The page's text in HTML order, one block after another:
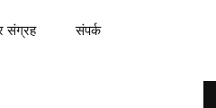
संग्रह संपर्क